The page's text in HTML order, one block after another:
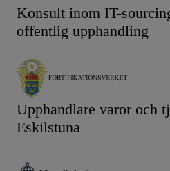
Konsult inom IT-
offentlig upphandling
Upphandlare varor och
Eskilstuna